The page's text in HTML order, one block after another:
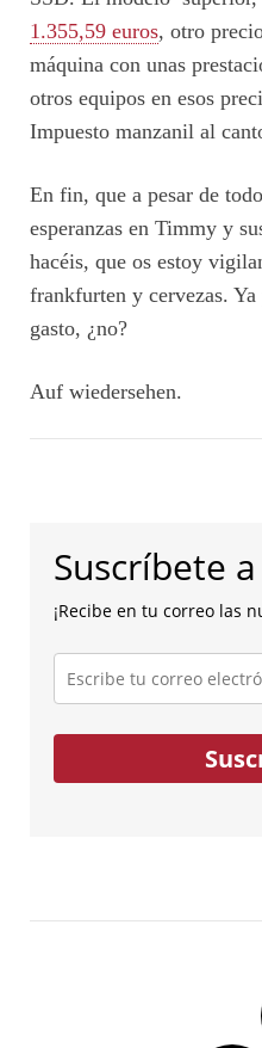
1.355,59 euros, otro
máquina con unas
otros equipos en esos
Impuesto manzanil al
En fin, que a pesar de
esperanzas en Timmy y
hacéis, que os estoy
frankfurten y cervezas. Ya
gasto, ¿no?
Auf wiedersehen.
Suscríbete
¡Recibe en tu correo las
Escribe
tu
correo
electrónico...